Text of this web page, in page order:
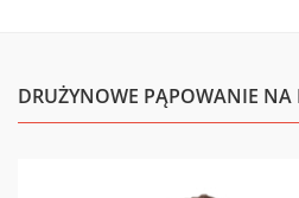
DRUŻYNOWE PĄPOWANIE